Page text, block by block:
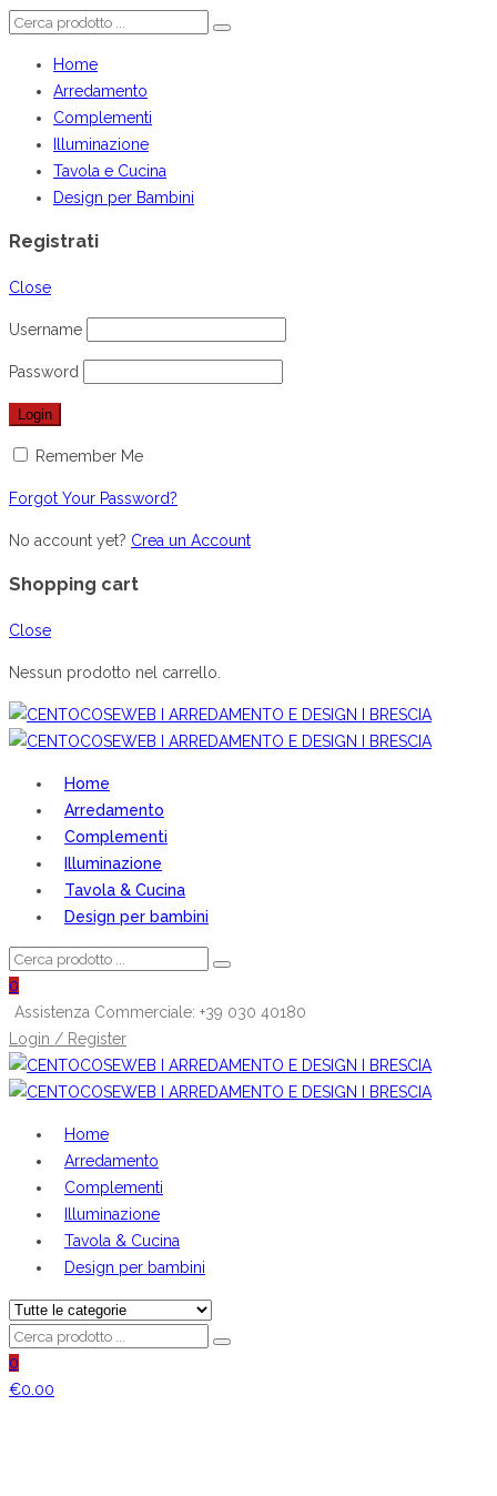
Home
Arredamento
Complementi
Illuminazione
Tavola e Cucina
Design per Bambini
Registrati
Close
Username
Password
Remember Me
Forgot Your Password?
No account yet? Crea un Account
Shopping cart
Close
Nessun prodotto nel carrello.
Home
Arredamento
Complementi
Illuminazione
Tavola & Cucina
Design per bambini
0
Assistenza Commerciale: +39 030 40180
Login / Register
Home
Arredamento
Complementi
Illuminazione
Tavola & Cucina
Design per bambini
0
€0.00